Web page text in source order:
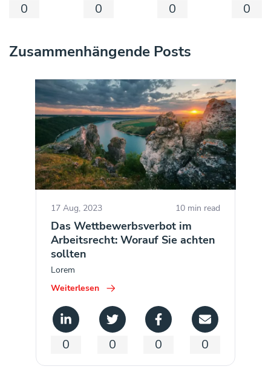
0 0 0 0
Zusammenhängende Posts
17 Aug, 2023 10 min read
Das Wettbewerbsverbot im
Arbeitsrecht: Worauf Sie achten
sollten
Lorem
Weiterlesen
0 0 0 0